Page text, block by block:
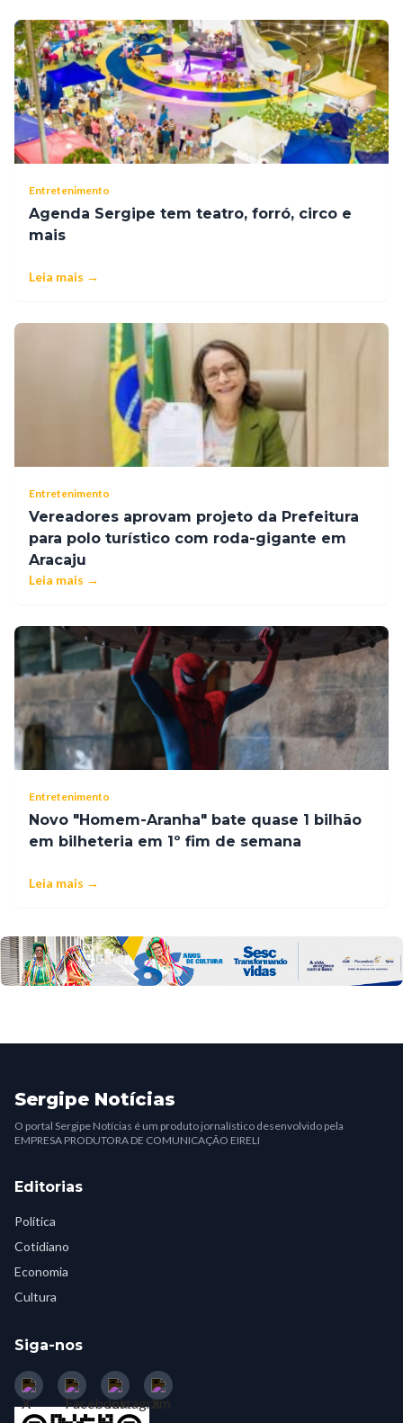
Entretenimento
Agenda Sergipe tem teatro, forró, circo e
mais
Leia mais →
Entretenimento
Vereadores aprovam projeto da Prefeitura
para polo turístico com roda-gigante em
Aracaju
Leia mais →
Entretenimento
Novo "Homem-Aranha" bate quase 1 bilhão
em bilheteria em 1º fim de semana
Leia mais →
Sergipe Notícias
O portal Sergipe Notícias é um produto jornalístico desenvolvido pela
EMPRESA PRODUTORA DE COMUNICAÇÃO EIRELI
Editorias
Política
Cotidiano
Economia
Cultura
Siga-nos